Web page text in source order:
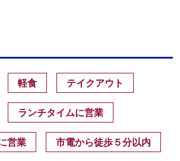
軽食 テイクアウト
ランチタイムに営業
営業 市電から徒歩５分以内